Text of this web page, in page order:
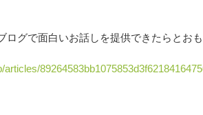
ログで面白いお話しを提供できたらとおも